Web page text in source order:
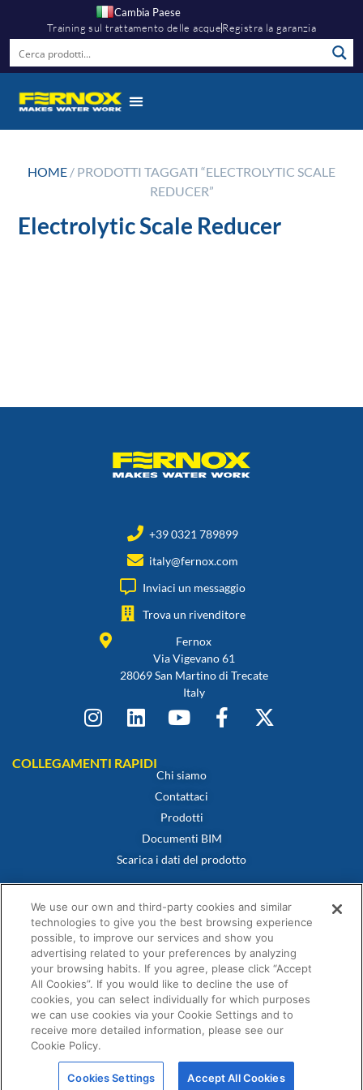
Cambia Paese
Training sul trattamento delle acqueRegistra la garanzia
HOME / PRODOTTI TAGGATI “ELECTROLYTIC SCALE
REDUCER”
Electrolytic Scale Reducer
+39 0321 789899
italy@fernox.com
Inviaci un messaggio
Trova un rivenditore
Fernox
Via Vigevano 61
28069 San Martino di Trecate
Italy
COLLEGAMENTI RAPIDI
Chi siamo
Contattaci
Prodotti
Documenti BIM
Scarica i dati del prodotto
POLITICHE
Certificato di conformità
Politica sui cookie
Dichiarazione di non responsabilità
Informativa sulla privacy
Termini e condizioni di vendita
Dichiarazione di garanzia
© Fernox è un’azienda di Element Solutions Inc 2026. Tutti i diritti riservati.
We use our own and third-party cookies and similar
technologies to give you the best browsing experience
possible, to improve our services and show you
advertising related to your preferences by analyzing
your browsing habits. If you agree, please click “Accept
All Cookies”. If you would like to decline the use of
cookies, you can select individually for which purposes
we can use cookies via your Cookie Settings and to
receive more detailed information, please see our
Cookie Policy.
Cookies Settings Accept All Cookies